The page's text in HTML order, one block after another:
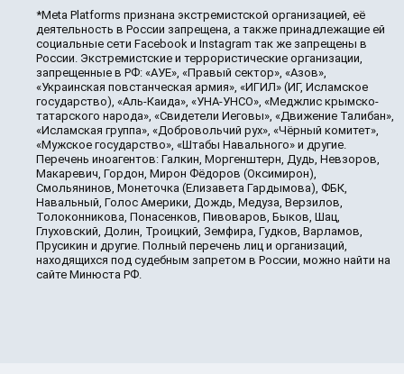
*Meta Platforms признана экстремистской организацией, её
деятельность в России запрещена, а также принадлежащие ей
социальные сети Facebook и Instagram так же запрещены в
России. Экстремистские и террористические организации,
запрещенные в РФ: «АУЕ», «Правый сектор», «Азов»,
«Украинская повстанческая армия», «ИГИЛ» (ИГ, Исламское
государство), «Аль-Каида», «УНА-УНСО», «Меджлис крымско-
татарского народа», «Свидетели Иеговы», «Движение Талибан»,
«Исламская группа», «Добровольчий рух», «Чёрный комитет»,
«Мужское государство», «Штабы Навального» и другие.
Перечень иноагентов: Галкин, Моргенштерн, Дудь, Невзоров,
Макаревич, Гордон, Мирон Фёдоров (Оксимирон),
Смольянинов, Монеточка (Елизавета Гардымова), ФБК,
Навальный, Голос Америки, Дождь, Медуза, Верзилов,
Толоконникова, Понасенков, Пивоваров, Быков, Шац,
Глуховский, Долин, Троицкий, Земфира, Гудков, Варламов,
Прусикин и другие. Полный перечень лиц и организаций,
находящихся под судебным запретом в России, можно найти на
сайте Минюста РФ.